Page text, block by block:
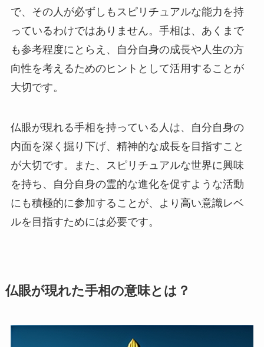
で、その人が必ずしもスピリチュアルな能力を持
っているわけではありません。手相は、あくまで
も参考程度にとらえ、自分自身の成長や人生の方
向性を考えるためのヒントとして活用することが
大切です。
仏眼が現れる手相を持っている人は、自分自身の
内面を深く掘り下げ、精神的な成長を目指すこと
が大切です。また、スピリチュアルな世界に興味
を持ち、自分自身の霊的な進化を促すような活動
にも積極的に参加することが、より高い意識レベ
ルを目指すためには必要です。
仏眼が現れた手相の意味とは？